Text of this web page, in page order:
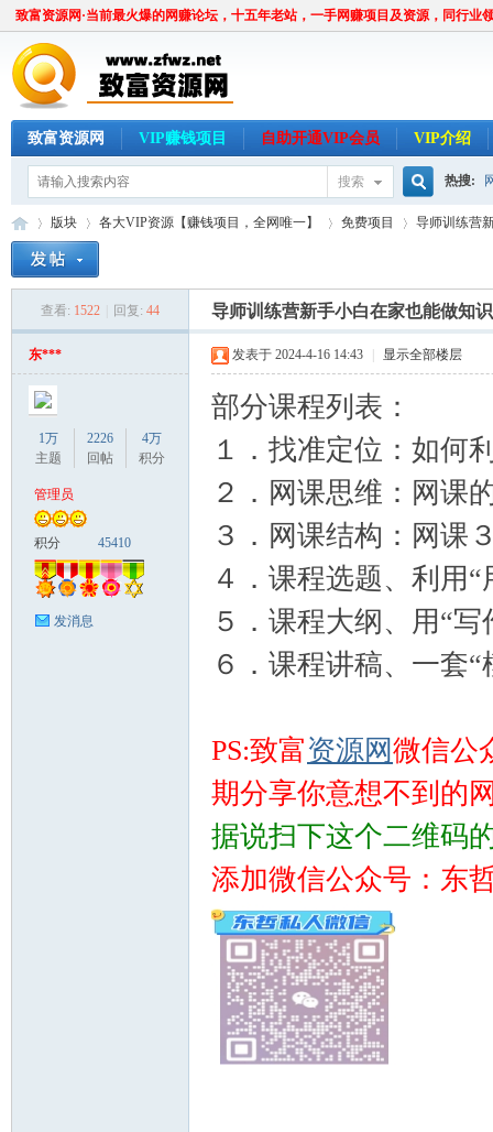
致富资源网·当前最火爆的网赚论坛，十五年老站，一手网赚项目及资源，同行业
致富资源网 VIP赚钱项目 自助开通VIP会员 VIP介绍
搜索
搜
索
热搜:
版块
›
各大VIP资源【赚钱项目，全网唯一】
›
免费项目
›
导师训练营
查看: 1522 回复: 44 导师训练营新手小白在家也能做知
东***
1万
主题
2226
回帖
4万
积分
管理员
积分 45410
发消息
发表于 2024-4-16 14:43 显示全部楼层
部分课程列表：
１．找准定位：如何
２．网课思维：网课
３．网课结构：网课
４．课程选题、利用
５．课程大纲、用“
６．课程讲稿、一套
PS:致富资源网微信公
期分享你意想不到的
据说扫下这个二维码
添加微信公众号：东